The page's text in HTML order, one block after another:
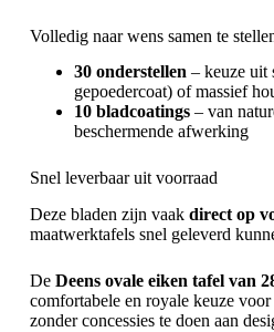
Volledig naar wens samen te
30 onderstellen– keuze uit
gepoedercoat) of massief
10 bladcoatings– van
beschermende afwerking
Snel leverbaar uit voorraad
Deze bladen zijn vaak direct op
maatwerktafels snel geleverd
De Deens ovale eiken tafel van
comfortabele en royale keuze
zonder concessies te doen aan